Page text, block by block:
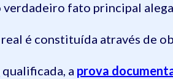
fato principal
é constituída através de
qualificada, a prova